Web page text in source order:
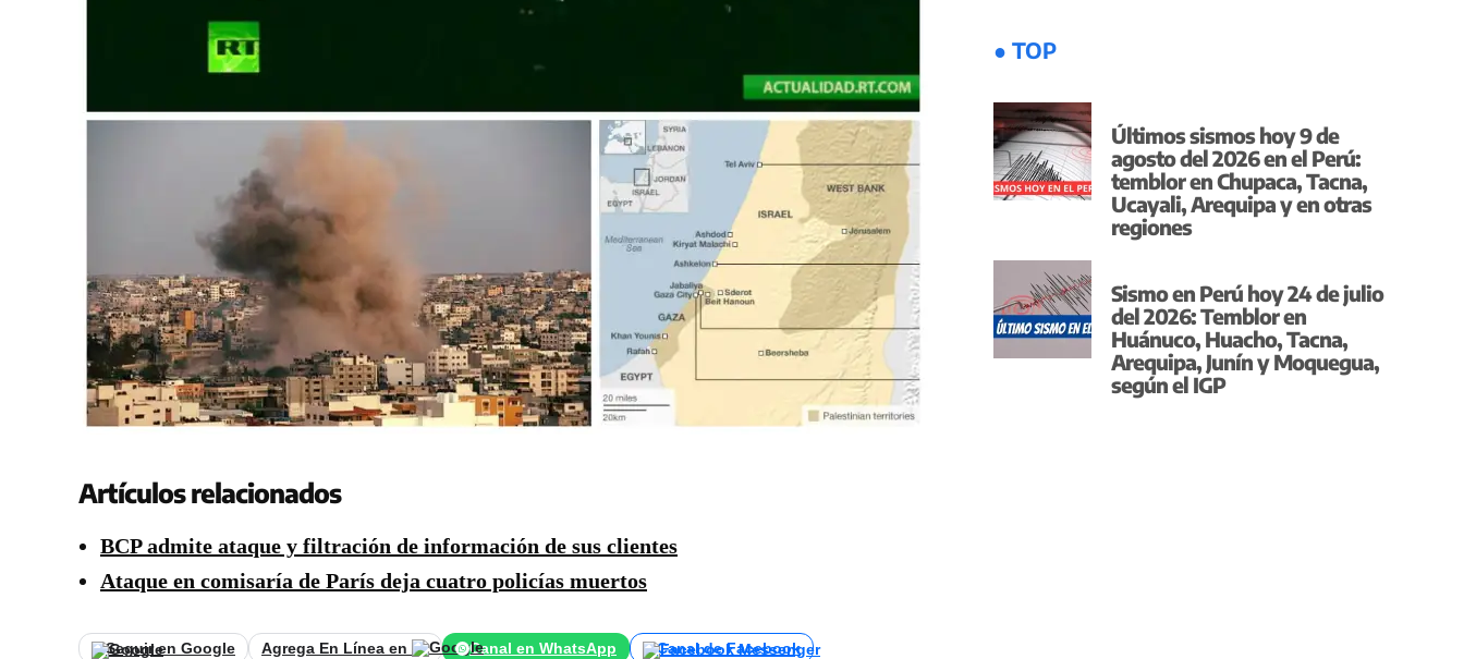
Artículos relacionados
BCP admite ataque y filtración de información de sus clientes
Ataque en comisaría de París deja cuatro policías muertos
Seguir en Google Agrega En Línea en Canal en WhatsApp Canal de Facebook
● TOP
Últimos sismos hoy 9 de
agosto del 2026 en el Perú:
temblor en Chupaca, Tacna,
Ucayali, Arequipa y en otras
regiones
Sismo en Perú hoy 24 de julio
del 2026: Temblor en
Huánuco, Huacho, Tacna,
Arequipa, Junín y Moquegua,
según el IGP